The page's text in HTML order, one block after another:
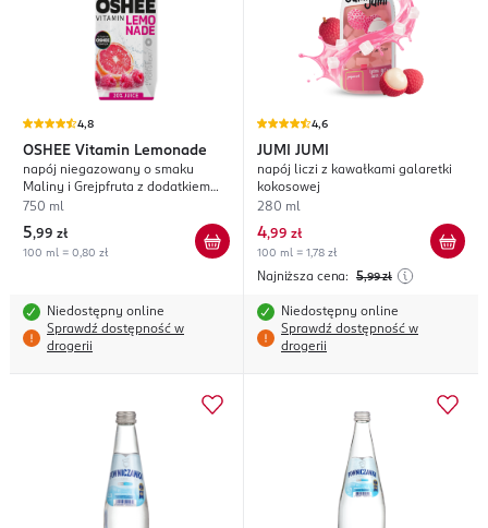
4,8
OSHEE Vitamin Lemonade
napój niegazowany o smaku
Maliny i Grejpfruta z dodatkiem
witamin
750 ml
5,99 zł
100 ml = 0,80 zł
Niedostępny online
Sprawdź dostępność w
drogerii
4,6
JUMI JUMI
napój liczi z kawałkami galaretki
kokosowej
280 ml
4,99 zł
100 ml = 1,78 zł
Najniższa cena: 5,99 zł
Niedostępny online
Sprawdź dostępność w
drogerii